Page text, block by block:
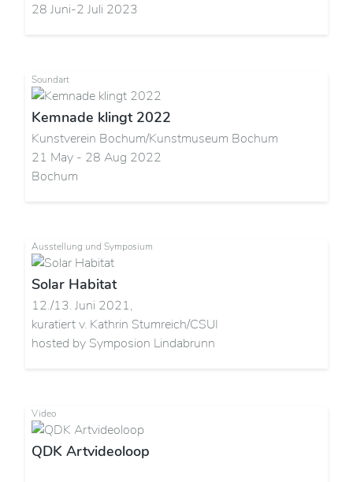
28 Juni-2 Juli 2023
Soundart
Kemnade klingt 2022
Kunstverein Bochum/Kunstmuseum Bochum
21 May - 28 Aug 2022
Bochum
Ausstellung und Symposium
Solar Habitat
12./13. Juni 2021,
kuratiert v. Kathrin Stumreich/CSUI
hosted by Symposion Lindabrunn
Video
QDK Artvideoloop